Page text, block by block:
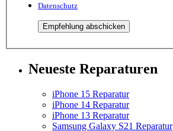
Datenschutz
Neueste Reparaturen
iPhone 15 Reparatur
iPhone 14 Reparatur
iPhone 13 Reparatur
Samsung Galaxy S21 Reparatur